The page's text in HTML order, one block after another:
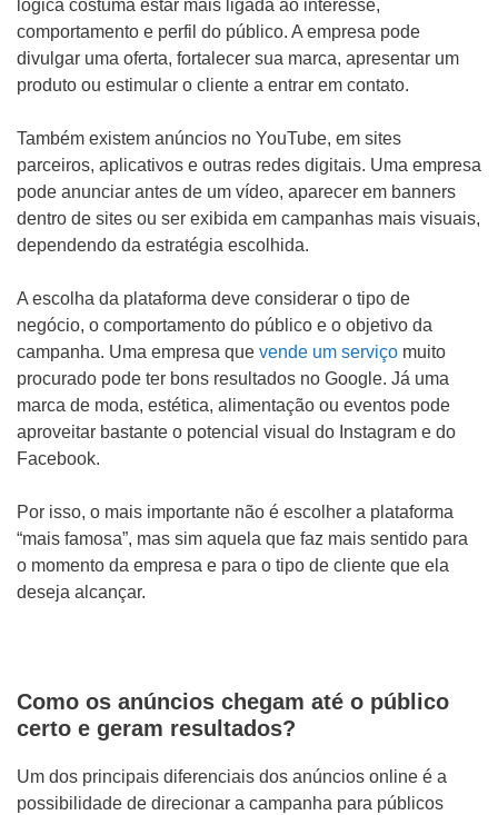
lógica costuma estar mais ligada ao interesse,
comportamento e perfil do público. A empresa pode
divulgar uma oferta, fortalecer sua marca, apresentar um
produto ou estimular o cliente a entrar em contato.
Também existem anúncios no YouTube, em sites
parceiros, aplicativos e outras redes digitais. Uma empresa
pode anunciar antes de um vídeo, aparecer em banners
dentro de sites ou ser exibida em campanhas mais visuais,
dependendo da estratégia escolhida.
A escolha da plataforma deve considerar o tipo de
negócio, o comportamento do público e o objetivo da
campanha. Uma empresa que vende um serviço muito
procurado pode ter bons resultados no Google. Já uma
marca de moda, estética, alimentação ou eventos pode
aproveitar bastante o potencial visual do Instagram e do
Facebook.
Por isso, o mais importante não é escolher a plataforma
“mais famosa”, mas sim aquela que faz mais sentido para
o momento da empresa e para o tipo de cliente que ela
deseja alcançar.
Como os anúncios chegam até o público
certo e geram resultados?
Um dos principais diferenciais dos anúncios online é a
possibilidade de direcionar a campanha para públicos